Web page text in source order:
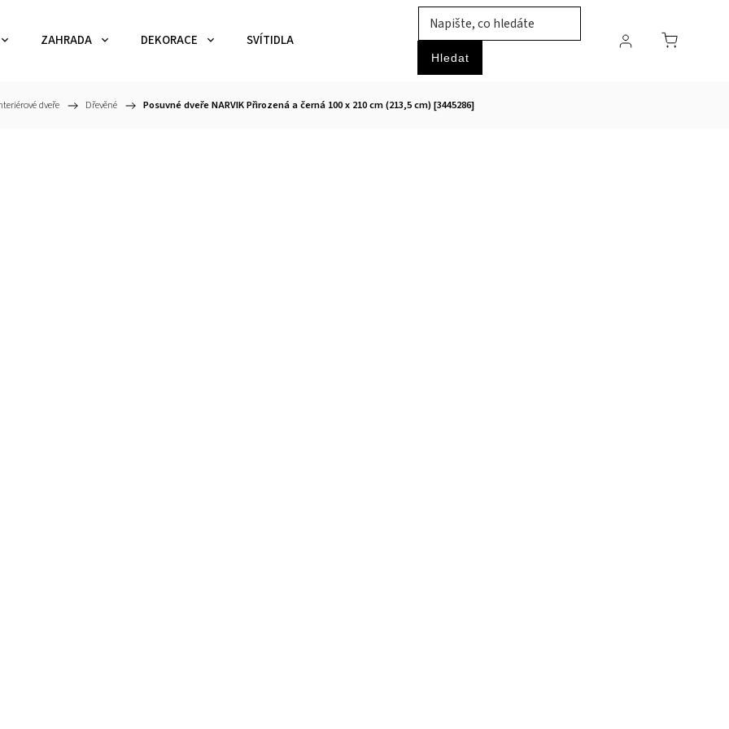
Hledat
ZAHRADA DEKORACE SVÍTIDLA ZVÍŘATA PRŮMYSLOVÉ ZBOŽÍ HOBBY
dveře / Dřevěné / Posuvné dveře NARVIK Přirozená a černá 100 x 210 cm (213,5 cm) [3445286]